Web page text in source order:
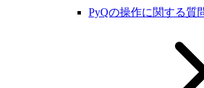
PyQの操作に関する質